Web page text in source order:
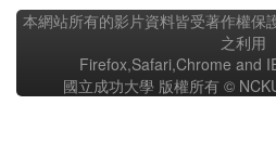
本網站所有的影片資料皆受著作權保
之利用
Firefox,Safari,Chrome and
國立成功大學 版權所有 ©